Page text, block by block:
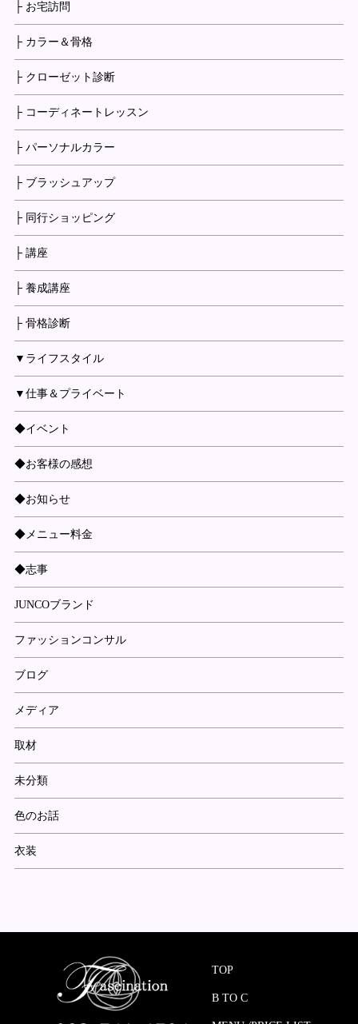
├ お宅訪問
├ カラー＆骨格
├ クローゼット診断
├ コーディネートレッスン
├ パーソナルカラー
├ ブラッシュアップ
├ 同行ショッピング
├ 講座
├ 養成講座
├ 骨格診断
▼ライフスタイル
▼仕事＆プライベート
◆イベント
◆お客様の感想
◆お知らせ
◆メニュー料金
◆志事
JUNCOブランド
ファッションコンサル
ブログ
メディア
取材
未分類
色のお話
衣装
TOP
B TO C